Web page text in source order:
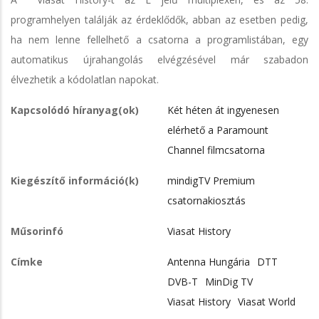
programhelyen találják az érdeklődők, abban az esetben pedig,
ha nem lenne fellelhető a csatorna a programlistában, egy
automatikus újrahangolás elvégzésével már szabadon
élvezhetik a kódolatlan napokat.
Kapcsolódó híranyag(ok)
Két héten át ingyenesen
elérhető a Paramount
Channel filmcsatorna
Kiegészítő információ(k)
mindigTV Premium
csatornakiosztás
Műsorinfó Viasat History
Címke Antenna Hungária
DTT
DVB-T
MinDig TV
Viasat History Viasat World